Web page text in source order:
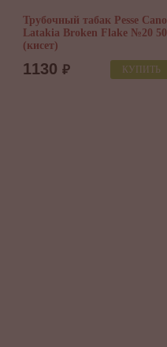
Трубочный табак Pesse
Latakia Broken Flake №20
(кисет)
1130 ₽ КУПИТЬ